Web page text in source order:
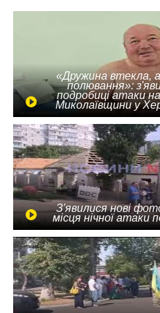
«Дружина втекла,
полювання»:
подробиці атаки
Миколаївщини у
З'явилися нові
місця нічної атаки